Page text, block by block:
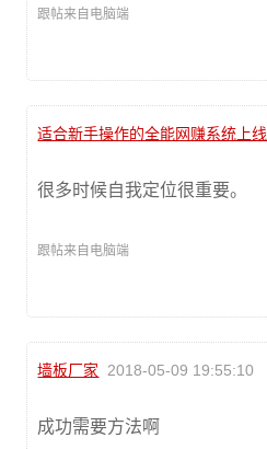
跟帖来自电脑端
适合新手操作的全能网赚系统上线
很多时候自我定位很重要。
跟帖来自电脑端
墙板厂家 2018-05-09 19:55:10
成功需要方法啊